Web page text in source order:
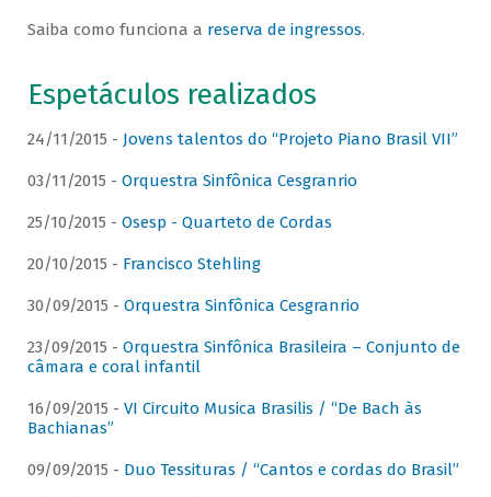
Saiba como funciona a reserva de ingressos.
Espetáculos realizados
24/11/2015 - Jovens talentos do “Projeto Piano Brasil VII”
03/11/2015 - Orquestra Sinfônica Cesgranrio
25/10/2015 - Osesp - Quarteto de Cordas
20/10/2015 - Francisco Stehling
30/09/2015 - Orquestra Sinfônica Cesgranrio
23/09/2015 - Orquestra Sinfônica Brasileira – Conjunto de
câmara e coral infantil
16/09/2015 - VI Circuito Musica Brasilis / “De Bach às
Bachianas”
09/09/2015 - Duo Tessituras / “Cantos e cordas do Brasil”